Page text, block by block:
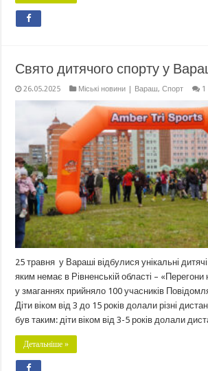
Свято дитячого спорту у
26.05.2025 Міські новини | Вараш,Спорт 1
25 травня у Вараші відбулися унікальні
яким немає в Рівненській області – «Перегони
у змаганнях прийняло 100 учасників
Діти віком від 3 до 15 років долали різні
був таким: діти віком від 3-5 років долали
Детальніше »